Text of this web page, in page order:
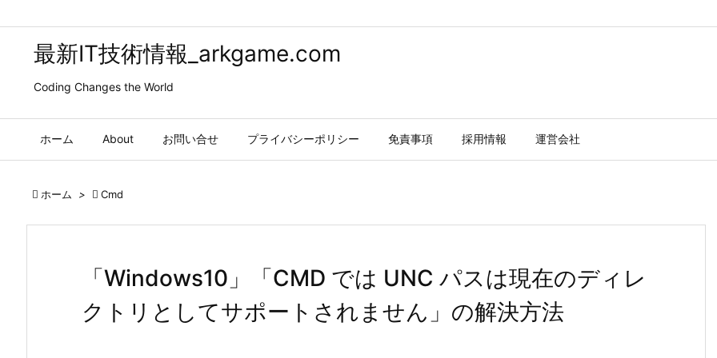
最新IT技術情報_arkgame.com
Coding Changes the World
ホーム About お問い合せ プライバシーポリシー 免責事項 採用情報 運営会社
 ホーム >  Cmd
「Windows10」「CMD では UNC パスは現在のディレ
クトリとしてサポートされません」の解決方法